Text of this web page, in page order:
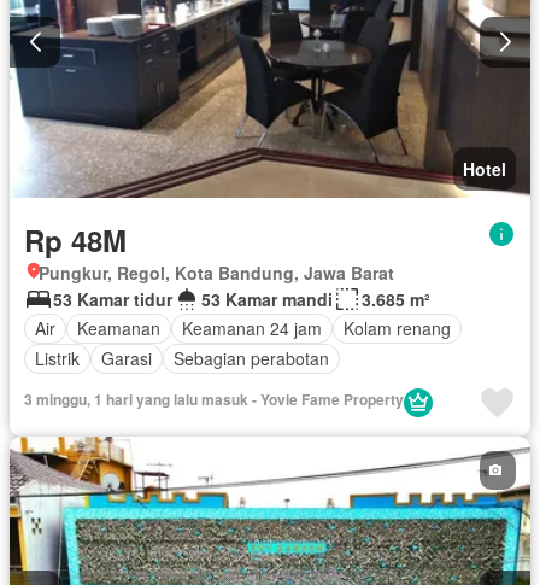
Hotel
Rp 48M
Pungkur, Regol, Kota Bandung, Jawa Barat
53 Kamar tidur
53 Kamar mandi
3.685 m²
Air
Keamanan Keamanan 24 jam
Kolam renang
Listrik
Garasi Sebagian perabotan
3 minggu, 1 hari yang lalu masuk - Yovie Fame Property